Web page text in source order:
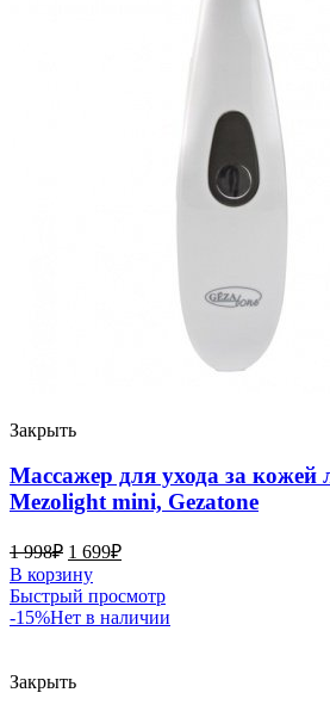
Закрыть
Массажер для ухода за кожей
Mezolight mini, Gezatone
1 998₽ 1 699₽
В корзину
Быстрый просмотр
-15%Нет в наличии
Закрыть